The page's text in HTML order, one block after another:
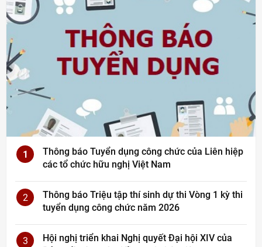
1
Thông báo Tuyển dụng công chức của Liên hiệp
các tổ chức hữu nghị Việt Nam
2
Thông báo Triệu tập thí sinh dự thi Vòng 1 kỳ thi
tuyển dụng công chức năm 2026
3
Hội nghị triển khai Nghị quyết Đại hội XIV của